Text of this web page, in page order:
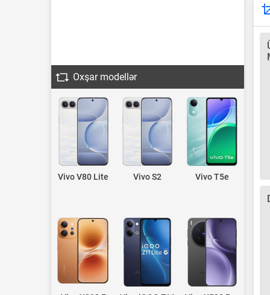
Oxşar modellər
Vivo V80 Lite Vivo S2 Vivo T5e